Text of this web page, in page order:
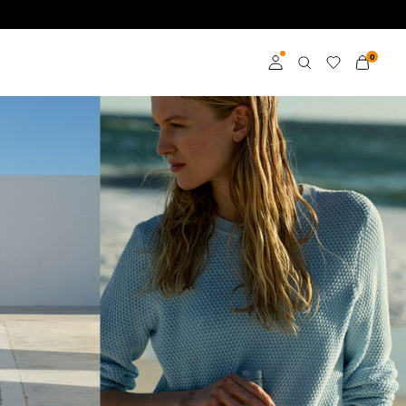
Inloggen
Word member
Kom meer te weten
over VILA Club
0